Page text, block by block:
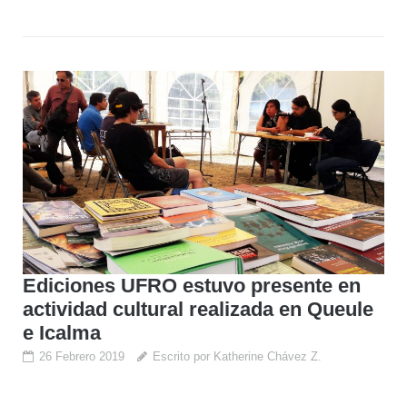
Ediciones UFRO estuvo presente en
actividad cultural realizada en Queule
e Icalma
26 Febrero 2019 Escrito por Katherine Chávez Z.